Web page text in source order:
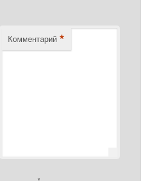
Комментарий *